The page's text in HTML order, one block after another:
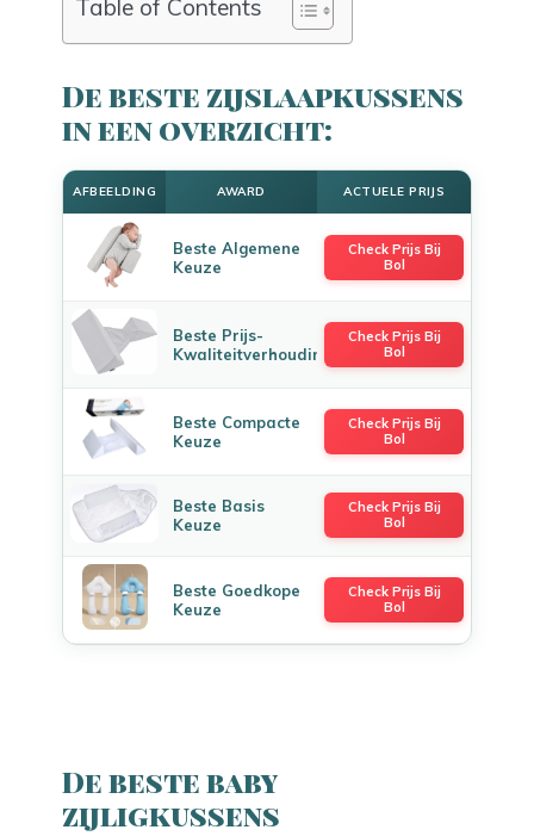
Table of Contents
De beste zijslaapkussens
in een overzicht:
AFBEELDING AWARD ACTUELE PRIJS
Beste Algemene
Keuze
Check Prijs Bij
Bol
Beste Prijs-
Kwaliteitverhouding
Check Prijs Bij
Bol
Beste Compacte
Keuze
Check Prijs Bij
Bol
Beste Basis
Keuze
Check Prijs Bij
Bol
Beste Goedkope
Keuze
Check Prijs Bij
Bol
De beste baby
zijligkussens